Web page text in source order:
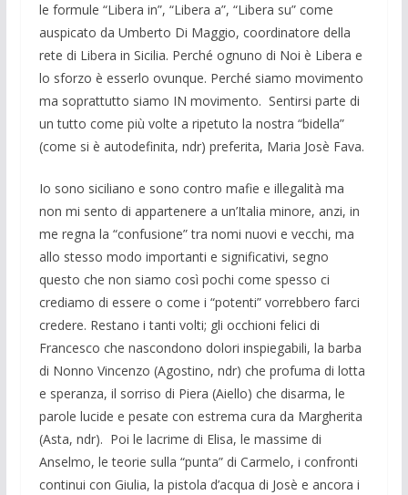
le formule “Libera in”, “Libera a”, “Libera su” come
auspicato da Umberto Di Maggio, coordinatore della
rete di Libera in Sicilia. Perché ognuno di Noi è Libera e
lo sforzo è esserlo ovunque. Perché siamo movimento
ma soprattutto siamo IN movimento. Sentirsi parte di
un tutto come più volte a ripetuto la nostra “bidella”
(come si è autodefinita, ndr) preferita, Maria Josè Fava.
Io sono siciliano e sono contro mafie e illegalità ma
non mi sento di appartenere a un’Italia minore, anzi, in
me regna la “confusione” tra nomi nuovi e vecchi, ma
allo stesso modo importanti e significativi, segno
questo che non siamo così pochi come spesso ci
crediamo di essere o come i “potenti” vorrebbero farci
credere. Restano i tanti volti; gli occhioni felici di
Francesco che nascondono dolori inspiegabili, la barba
di Nonno Vincenzo (Agostino, ndr) che profuma di lotta
e speranza, il sorriso di Piera (Aiello) che disarma, le
parole lucide e pesate con estrema cura da Margherita
(Asta, ndr). Poi le lacrime di Elisa, le massime di
Anselmo, le teorie sulla “punta” di Carmelo, i confronti
continui con Giulia, la pistola d’acqua di Josè e ancora i